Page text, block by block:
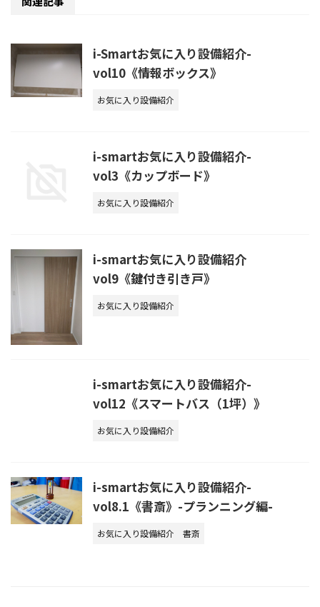
i-Smartお気に入り設備紹介-
vol10《情報ボックス》
お気に入り設備紹介
i-smartお気に入り設備紹介-
vol3《カップボード》
お気に入り設備紹介
i-smartお気に入り設備紹介
vol9《鍵付き引き戸》
お気に入り設備紹介
i-smartお気に入り設備紹介-
vol12《スマートバス（1坪）》
お気に入り設備紹介
i-smartお気に入り設備紹介-
vol8.1《書斎》-プランニング編-
お気に入り設備紹介 書斎